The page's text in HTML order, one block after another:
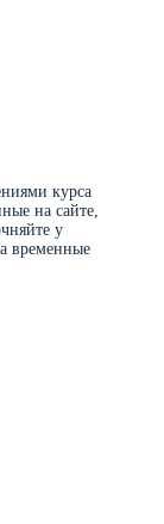
курса
на сайте,
у
временные